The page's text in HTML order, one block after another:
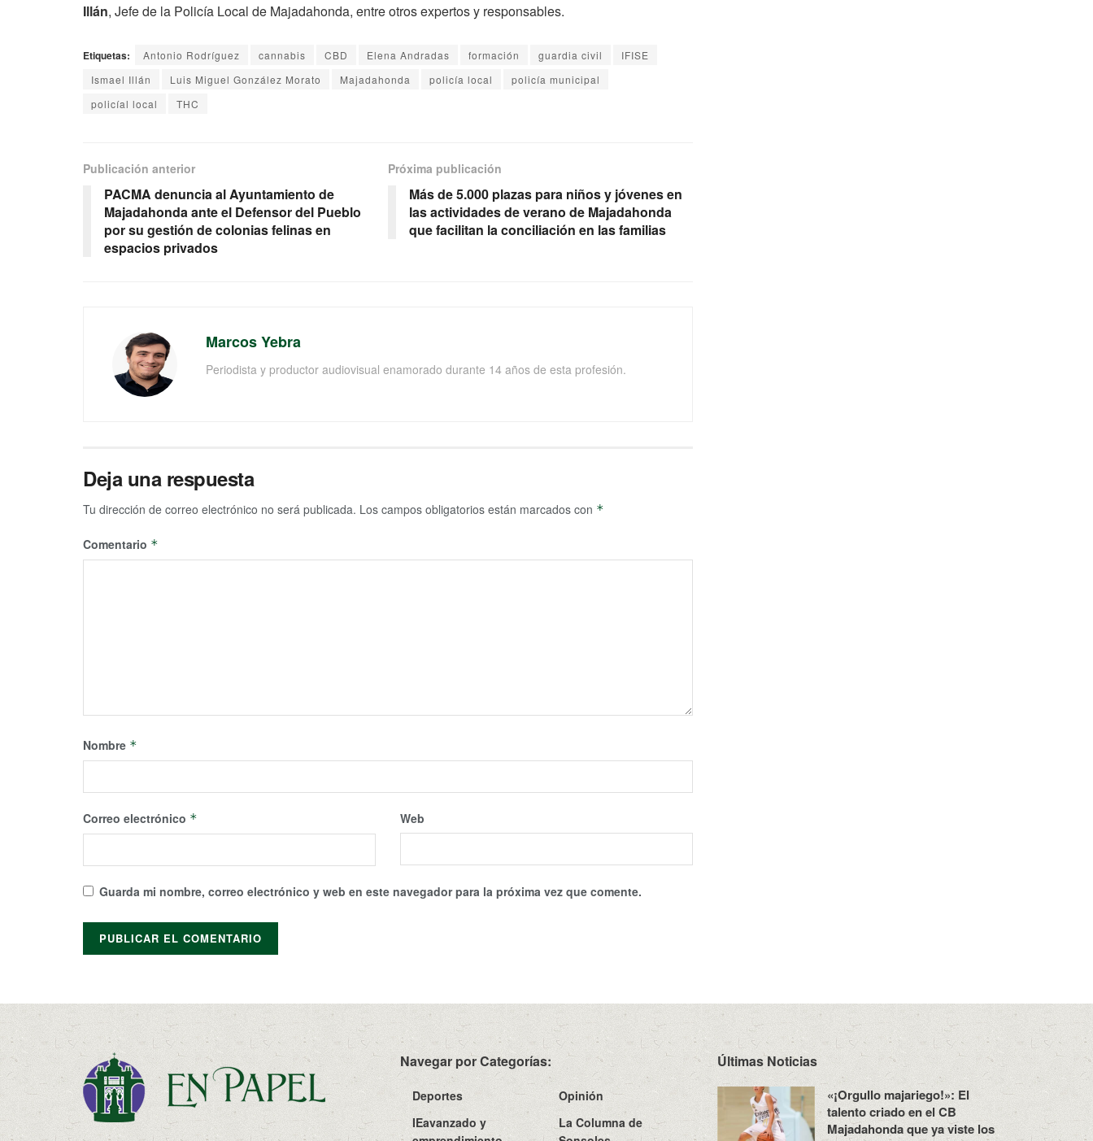
Illán, Jefe de la Policía Local de Majadahonda, entre otros expertos y responsables.
Etiquetas: Antonio Rodríguez cannabis CBD Elena Andradas formación guardia civil
IFISE
Ismael Illán
Luis Miguel González Morato Majadahonda policía local
policía municipal
policíal local
THC
Publicación anterior
PACMA denuncia al Ayuntamiento de
Majadahonda ante el Defensor del Pueblo
por su gestión de colonias felinas en
espacios privados
Próxima publicación
Más de 5.000 plazas para niños y jóvenes en
las actividades de verano de Majadahonda
que facilitan la conciliación en las familias
Marcos Yebra
Periodista y productor audiovisual enamorado durante 14 años de esta profesión.
Deja una respuesta
Tu dirección de correo electrónico no será publicada. Los campos obligatorios están marcados con *
Comentario *
Nombre *
Correo electrónico * Web
Guarda mi nombre, correo electrónico y web en este navegador para la próxima vez que comente.
Navegar por Categorías:
Deportes
Opinión
IEavanzado y
La Columna de
Últimas Noticias
«¡Orgullo majariego!»: El
talento criado en el CB
Majadahonda que ya viste los